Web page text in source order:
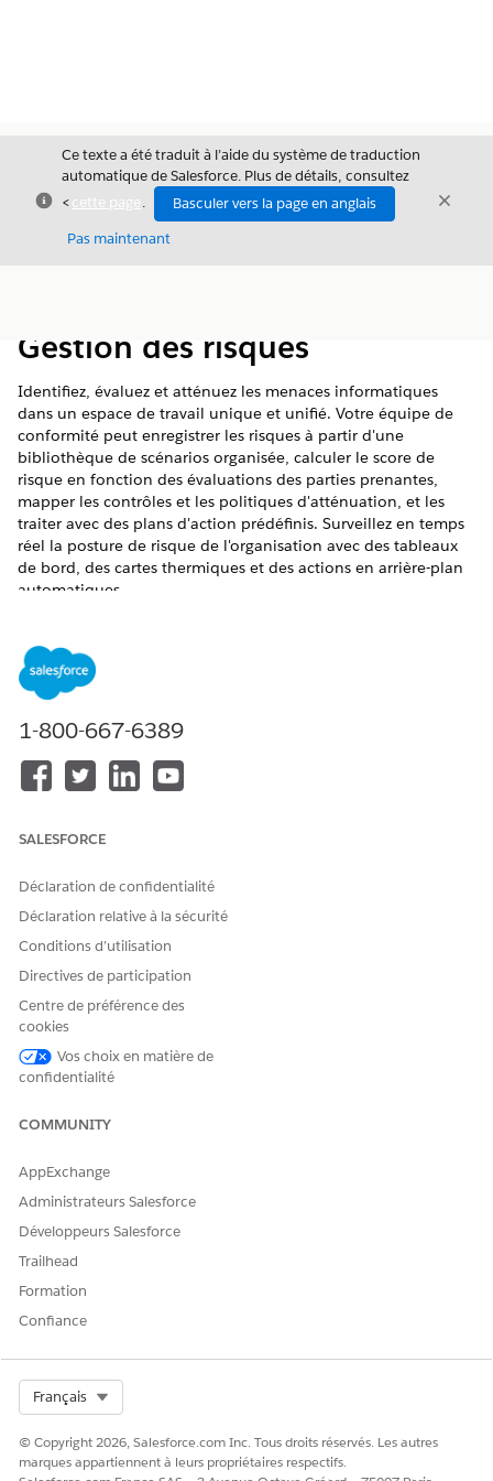
Fermer
Ce texte a été traduit à l’aide du système de traduction
automatique de Salesforce. Plus de détails, consultez
<cette page .
Basculer vers la page en anglais
Pas maintenant
Fermer
Gestion des risques
Identifiez, évaluez et atténuez les menaces informatiques
dans un espace de travail unique et unifié. Votre équipe de
conformité peut enregistrer les risques à partir d'une
bibliothèque de scénarios organisée, calculer le score de
risque en fonction des évaluations des parties prenantes,
mapper les contrôles et les politiques d'atténuation, et les
traiter avec des plans d'action prédéfinis. Surveillez en temps
réel la posture de risque de l'organisation avec des tableaux
de bord, des cartes thermiques et des actions en arrière-plan
automatiques.
Disponible avec : Lightning Experience
Unlimitedavec Agentforce IT Service.
Configuration de la gestion des risques pour la conformité
configuration de Gestion des risques pour votre
fonctionnalités avancées qui pilotent l'automatisation et
attribuez des ensembles d'autorisations pour permettre à
vos équipes de conformité de gérer les risques.
Gestion des risques de conformité informatique
Déplacez les risques à travers leur cycle de vie complet à
un emplacement unique, depuis la détection d'une
nouvelle menace jusqu'à la fermeture de la boucle.
Capturez les risques à partir d'une bibliothèque de
avec le Moteur de règles métiers, associez les contrôles et
traitement sur lesquels votre équipe peut agir.
CET ARTICLE A-T-IL RÉSOLU VOTRE PROBLÈME ?
Dites-nous ce que nous pouvons améliorer !
1-800-667-6389
SALESFORCE
Déclaration de confidentialité
Déclaration relative à la sécurité
Conditions d’utilisation
Directives de participation
Centre de préférence des
cookies
Vos choix en matière de
confidentialité
COMMUNITY
AppExchange
Administrateurs Salesforce
Développeurs Salesforce
Trailhead
Formation
Confiance
Français
© Copyright 2026, Salesforce.com Inc. Tous droits réservés. Les autres
marques appartiennent à leurs propriétaires respectifs.